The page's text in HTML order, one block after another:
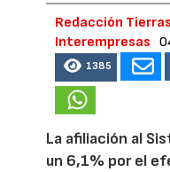
Redacción
Interempresas
1385
La afiliación al
un 6,1% por el